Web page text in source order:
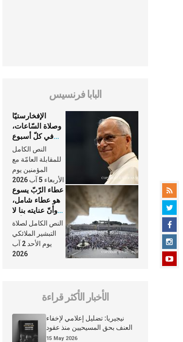
البابا فرنسيس
الإفخارستيّا
وصلاة السّاعات،
في كلّ أسبوع
وكلّ يوم، هما
النَّفَس في حياة
الكنيسة
النص الكامل
للمقابلة العامّة مع
المؤمنين يوم
الأربعاء 5 آب 2026
عطاء الرّبّ يسوع
هو عطاء شامل،
وأنّ عنايته بنا لا
تغيب عنّا أبدًا
النص الكامل لصلاة
التبشير الملائكي
يوم الأحد 2 آب
2026
الأخبار الأكثر قراءة
نيجيريا: تضليل إعلامي لإخفاء
العنف بحق المسيحيين منذ عقود
15 May 2026